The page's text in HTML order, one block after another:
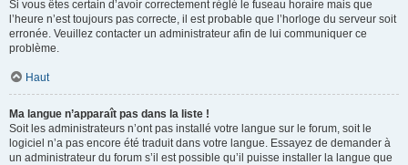
Si vous êtes certain d’avoir correctement réglé le fuseau horaire mais que
l’heure n’est toujours pas correcte, il est probable que l’horloge du serveur soit
erronée. Veuillez contacter un administrateur afin de lui communiquer ce
problème.
Haut
Ma langue n’apparaît pas dans la liste !
Soit les administrateurs n’ont pas installé votre langue sur le forum, soit le
logiciel n’a pas encore été traduit dans votre langue. Essayez de demander à
un administrateur du forum s’il est possible qu’il puisse installer la langue que